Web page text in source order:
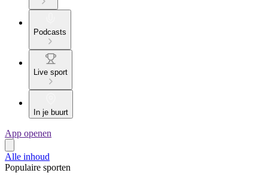
Podcasts
Live sport
In je buurt
App openen
Alle inhoud
Populaire sporten